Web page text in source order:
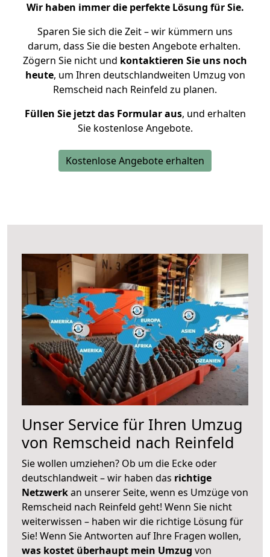
Wir haben immer die perfekte Lösung für Sie.
Sparen Sie sich die Zeit – wir kümmern uns
darum, dass Sie die besten Angebote erhalten.
Zögern Sie nicht und kontaktieren Sie uns noch
heute, um Ihren deutschlandweiten Umzug von
Remscheid nach Reinfeld zu planen.
Füllen Sie jetzt das Formular aus, und erhalten
Sie kostenlose Angebote.
Kostenlose Angebote erhalten
Unser Service für Ihren Umzug
von Remscheid nach Reinfeld
Sie wollen umziehen? Ob um die Ecke oder
deutschlandweit – wir haben das richtige
Netzwerkan unserer Seite, wenn es Umzüge von
Remscheid nach Reinfeld geht! Wenn Sie nicht
weiterwissen – haben wir die richtige Lösung für
Sie! Wenn Sie Antworten auf Ihre Fragen wollen,
was kostet überhaupt mein Umzug von